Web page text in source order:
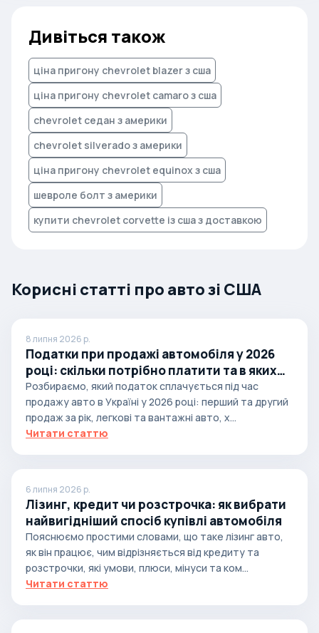
Дивіться також
ціна пригону chevrolet blazer з сша
ціна пригону chevrolet camaro з сша
chevrolet седан з америки
chevrolet silverado з америки
ціна пригону chevrolet equinox з сша
шевроле болт з америки
купити chevrolet corvette із сша з доставкою
Корисні статті про авто зі США
8 липня 2026 р.
Податки при продажі автомобіля у 2026
році: скільки потрібно платити та в яких
випадках
Розбираємо, який податок сплачується під час
продажу авто в Україні у 2026 році: перший та другий
продаж за рік, легкові та вантажні авто, х...
Читати статтю
6 липня 2026 р.
Лізинг, кредит чи розстрочка: як вибрати
найвигідніший спосіб купівлі автомобіля
Пояснюємо простими словами, що таке лізинг авто,
як він працює, чим відрізняється від кредиту та
розстрочки, які умови, плюси, мінуси та ком...
Читати статтю